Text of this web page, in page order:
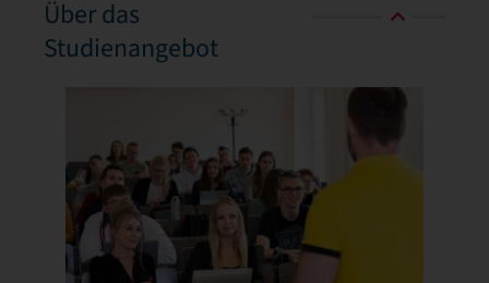
Über das
Studienangebot